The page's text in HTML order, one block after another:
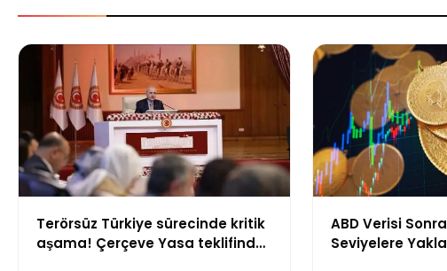
Terörsüz Türkiye sürecinde kritik
aşama! Çerçeve Yasa teklifinde
ABD Verisi
Seviyelere